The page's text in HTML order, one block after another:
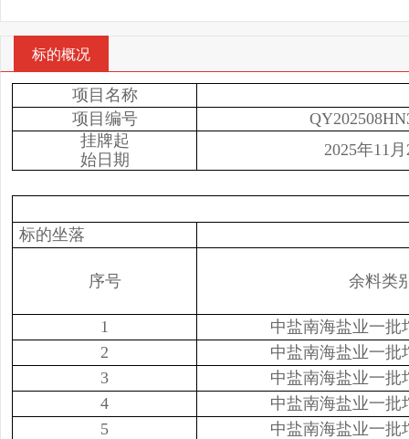
标的概况
项目名称
项目编号
挂牌起
始日期
2025年11
标的坐落
序号 余料类
1
中盐南海盐业一批
2
中盐南海盐业一批
3
中盐南海盐业一批
4
中盐南海盐业一批
5
中盐南海盐业一批